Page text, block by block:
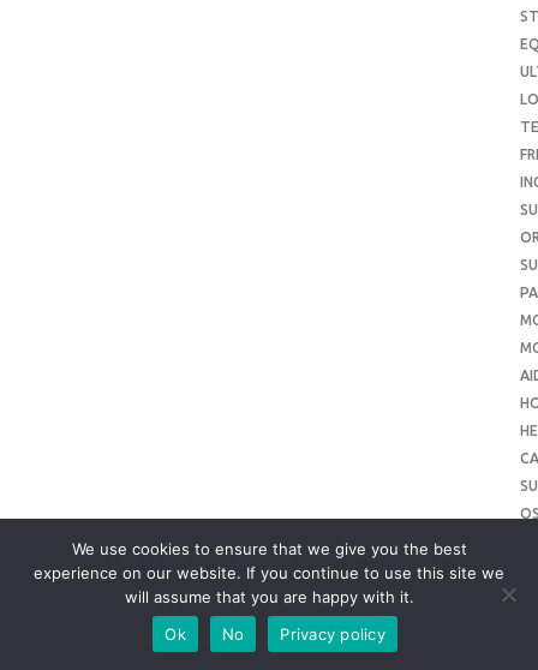
We use cookies to ensure that we give you the best
experience on our website. If you continue to use this site we
will assume that you are happy with it.
Ok
No Privacy policy